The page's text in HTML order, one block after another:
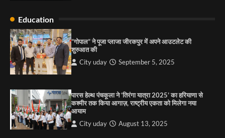
4
Education
“गोपाल” ने पूजा प्लाजा जीरकपुर में अपने आउटलेट की
शुरुआत की
City uday September 5, 2025
पारस हेल्थ पंचकूला ने ‘तिरंगा यात्रा 2025’ का हरियाणा से
कश्मीर तक किया आगाज़, राष्ट्रीय एकता को मिलेगा नया
आयाम
City uday August 13, 2025